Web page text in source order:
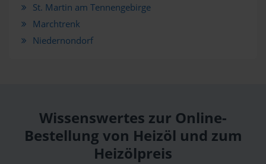
St. Martin am Tennengebirge
Marchtrenk
Niedernondorf
Wissenswertes zur Online-
Bestellung von Heizöl und zum
Heizölpreis